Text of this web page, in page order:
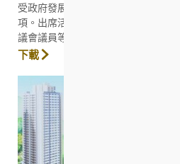
受政府發展清拆行動影響的住戶提供
項。出席活動的嘉賓包括一眾房協委
議會議員等。
下載